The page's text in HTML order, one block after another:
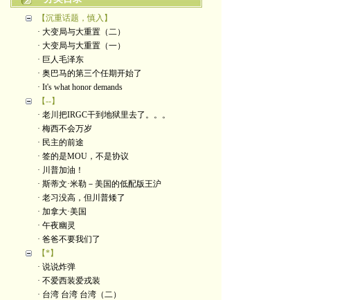
【沉重话题，慎入】
· 大变局与大重置（二）
· 大变局与大重置（一）
· 巨人毛泽东
· 奥巴马的第三个任期开始了
· It's what honor demands
【--】
· 老川把IRGC干到地狱里去了。。。
· 梅西不会万岁
· 民主的前途
· 签的是MOU，不是协议
· 川普加油！
· 斯蒂文·米勒－美国的低配版王沪
· 老习没高，但川普矮了
· 加拿大·美国
· 午夜幽灵
· 爸爸不要我们了
【*】
· 说说炸弹
· 不爱西装爱戎装
· 台湾 台湾 台湾（二）